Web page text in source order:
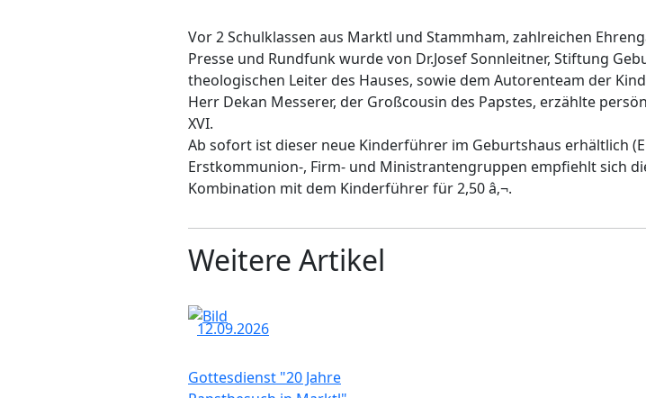
Vor 2 Schulklassen aus Marktl und Stammham, zahlreichen
Presse und Rundfunk wurde von Dr.Josef Sonnleitner, Stiftung
theologischen Leiter des Hauses, sowie dem Autorenteam der
Herr Dekan Messerer, der Großcousin des Papstes, erzählte
XVI.
Ab sofort ist dieser neue Kinderführer im Geburtshaus erhältlich
Erstkommunion-, Firm- und Ministrantengruppen empfiehlt sich
Kombination mit dem Kinderführer für 2,50 â‚¬.
Weitere Artikel
12.09.2026
Gottesdienst "20 Jahre